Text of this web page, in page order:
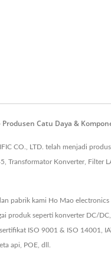
Catu Daya &
CO., LTD. telah menjadi
Transformator Konverter, Filter
pabrik kami Ho Mao
produk seperti konverter DC/
ISO 9001 & ISO 14001,
api, POE, dll.